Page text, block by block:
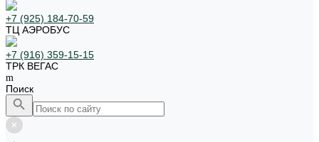
+7 (925) 184-70-59
ТЦ АЭРОБУС
+7 (916) 359-15-15
ТРК ВЕГАС
Поиск